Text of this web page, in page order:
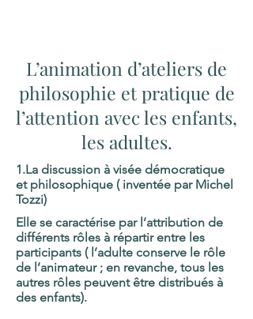
L’animation d’ateliers de
philosophie et pratique de
l’attention avec les enfants,
les adultes.
1.La discussion à visée démocratique
et philosophique ( inventée par Michel
Tozzi)
Elle se caractérise par l’attribution de
différents rôles à répartir entre les
participants ( l’adulte conserve le rôle
de l’animateur ; en revanche, tous les
autres rôles peuvent être distribués à
des enfants).